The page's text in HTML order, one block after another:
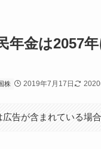
年金は2057
株 2019年7月17日 2020
告が含まれている場